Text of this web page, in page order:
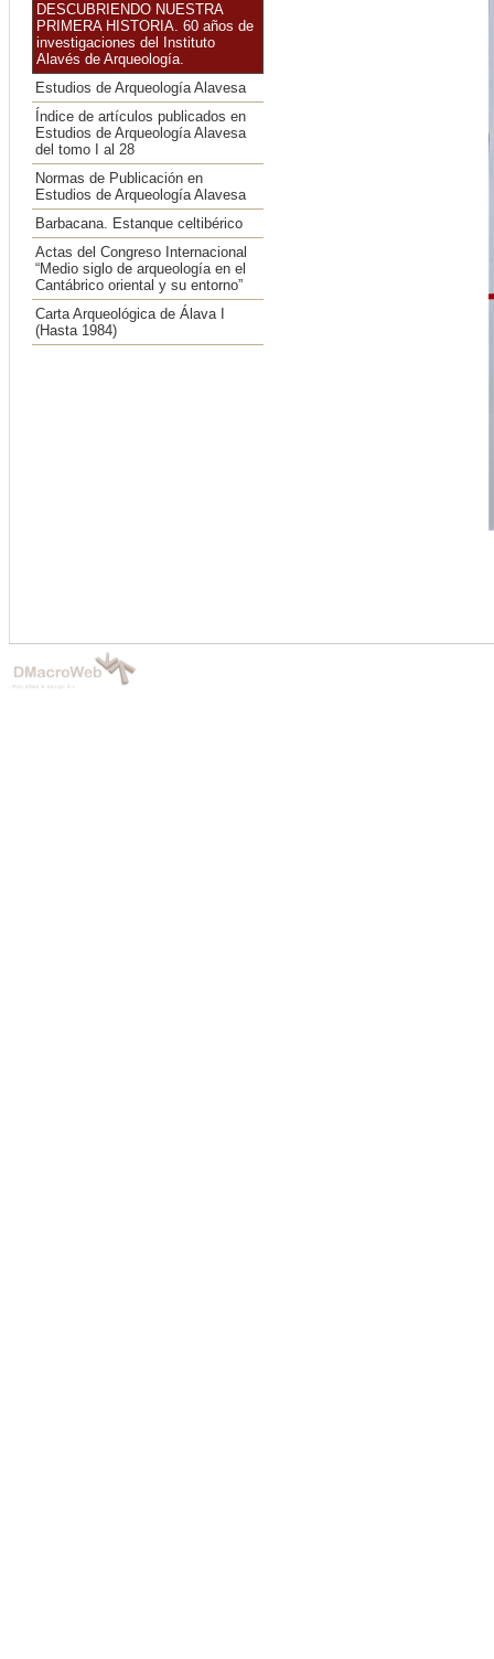
DESCUBRIENDO NUESTRA
PRIMERA HISTORIA. 60 años de
investigaciones del Instituto
Alavés de Arqueología.
Estudios de Arqueología Alavesa
Índice de artículos publicados en
Estudios de Arqueología Alavesa
del tomo I al 28
Normas de Publicación en
Estudios de Arqueología Alavesa
Barbacana. Estanque celtibérico
Actas del Congreso Internacional
“Medio siglo de arqueología en el
Cantábrico oriental y su entorno”
Carta Arqueológica de Álava I
(Hasta 1984)